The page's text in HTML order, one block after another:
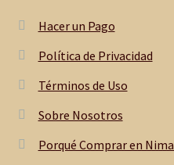
Hacer un Pago
Política de Privacidad
Términos de Uso
Sobre Nosotros
Porqué Comprar en